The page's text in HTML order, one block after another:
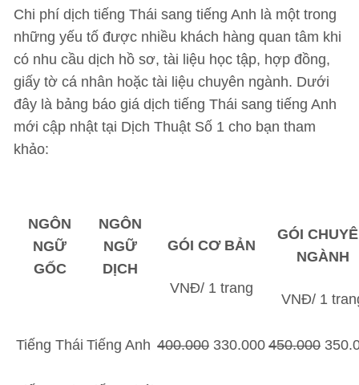
Chi phí dịch tiếng Thái sang tiếng Anh là một trong
những yếu tố được nhiều khách hàng quan tâm khi
có nhu cầu dịch hồ sơ, tài liệu học tập, hợp đồng,
giấy tờ cá nhân hoặc tài liệu chuyên ngành. Dưới
đây là bảng báo giá dịch tiếng Thái sang tiếng Anh
mới cập nhật tại Dịch Thuật Số 1 cho bạn tham
khảo:
NGÔN
NGỮ
GỐC
NGÔN
NGỮ
DỊCH
GÓI CƠ BẢN
VNĐ/ 1 trang
GÓI
NGÀNH
VNĐ/ 1
Tiếng Thái Tiếng Anh 400.000 330.000 450.000